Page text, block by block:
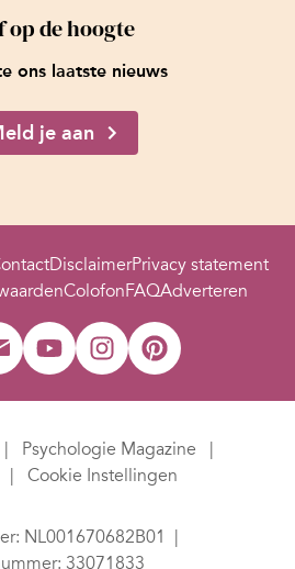
op de hoogte
ons laatste nieuws
je aan
DisclaimerPrivacy statement
ColofonFAQAdverteren
Psychologie Magazine
Cookie Instellingen
NL001670682B01
33071833